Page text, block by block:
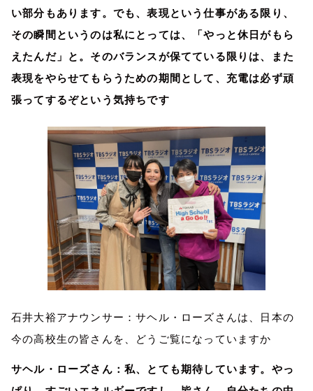
い部分もあります。でも、表現という仕事がある限り、
その瞬間というのは私にとっては、「やっと休日がもら
えたんだ」と。そのバランスが保てている限りは、また
表現をやらせてもらうための期間として、充電は必ず頑
張ってするぞという気持ちです
石井大裕アナウンサー：サヘル・ローズさんは、日本の
今の高校生の皆さんを、どうご覧になっていますか
サヘル・ローズさん：私、とても期待しています。やっ